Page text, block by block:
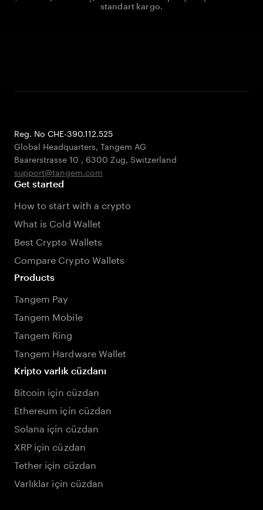
standart kargo.
Reg. No CHE-390.112.525
Global Headquarters, Tangem AG
Baarerstrasse 10 , 6300 Zug, Switzerland
support@tangem.com
Get started
How to start with a crypto
What is Cold Wallet
Best Crypto Wallets
Compare Crypto Wallets
Products
Tangem Pay
Tangem Mobile
Tangem Ring
Tangem Hardware Wallet
Kripto varlık cüzdanı
Bitcoin için cüzdan
Ethereum için cüzdan
Solana için cüzdan
XRP için cüzdan
Tether için cüzdan
Varlıklar için cüzdan